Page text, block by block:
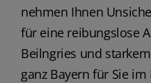
nehmen Ihnen
für eine reibungslose
Beilngries und
ganz Bayern für Sie im